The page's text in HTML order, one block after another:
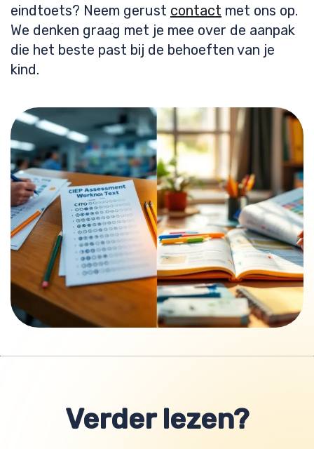
eindtoets? Neem gerust contact met ons op.
We denken graag met je mee over de aanpak
die het beste past bij de behoeften van je
kind.
Verder lezen?